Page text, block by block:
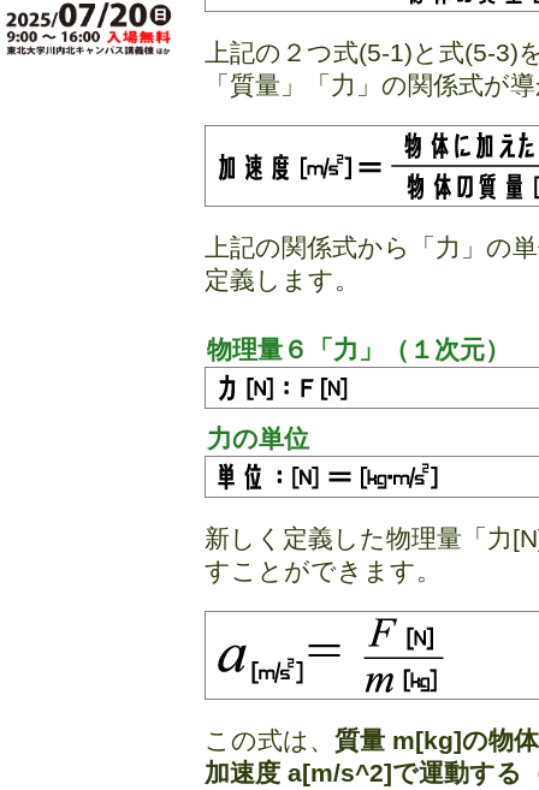
上記の２つ式(5-1)と式(5-
「質量」「力」の関係式が
上記の関係式から「力」の
定義します。
物理量６「力」（１次元）
力の単位
新しく定義した物理量「力
すことができます。
この式は、 質量 m[kg]の物
加速度 a[m/s^2]で運動する